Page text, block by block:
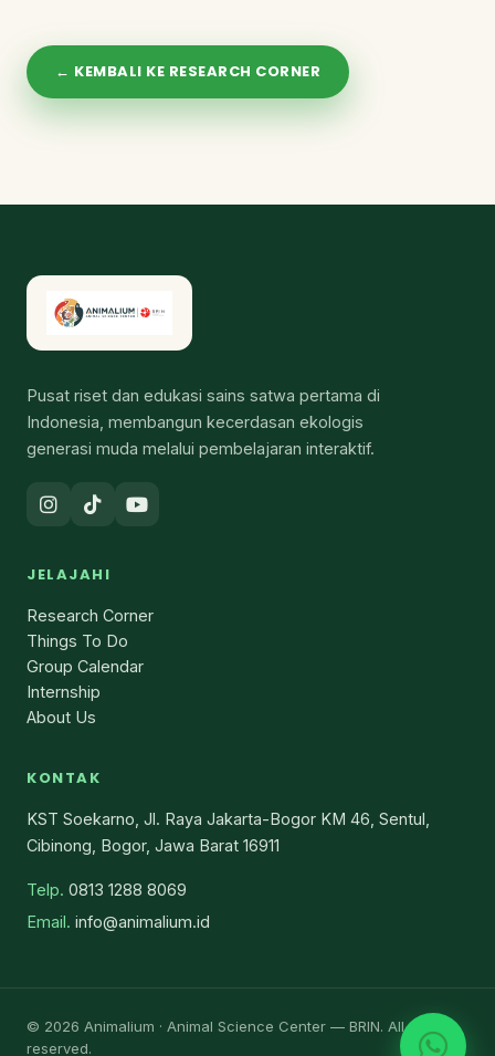
← KEMBALI KE RESEARCH CORNER
Pusat riset dan edukasi sains satwa pertama di
Indonesia, membangun kecerdasan ekologis
generasi muda melalui pembelajaran interaktif.
JELAJAHI
Research Corner
Things To Do
Group Calendar
Internship
About Us
KONTAK
KST Soekarno, Jl. Raya Jakarta-Bogor KM 46, Sentul,
Cibinong, Bogor, Jawa Barat 16911
Telp. 0813 1288 8069
Email. info@animalium.id
© 2026 Animalium · Animal Science Center — BRIN. All rights
reserved.